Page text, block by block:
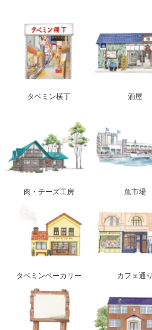
タベミン横丁 酒屋
肉・チーズ工房 魚市場
タベミンベーカリー カフェ通り